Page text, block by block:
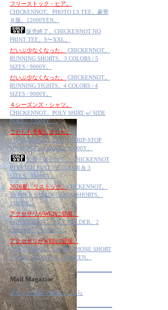
フリーストック・ヒア。
CHICKENNOT。PHOTO LS TEE。豪華
８版。12000YEN。
販売終了。CHICKENNOT NO
PRINT TEE。S〜XXL。
だいぶ少なくなった。
CHICKENNOT。
RUNNING SHORTS。3 COLORS / 5
SIZES / 9000Y。
だいぶ少なくなった。
CHICKENNOT。
RUNNING TIGHTS。4 COLORS / 4
SIZES / 9000Y。
４シーズンズ・シャツ。
CHICKENNOT。POLY SHIRT w/ SIDE
POKE。15000Y。
ことしも手配しました。
CHICKENNOT。COTTON RIP-STOP
SHIRT JKT。15000Y／30000Y。
完売・販売終了。 CHICKENNOT
FTRETCH PANT。3 COLOR & 3
SIZES。15000Y。
2026夏、リストック。CHCKENNOT。
10 POKE NYLON CARGO SHORTS。
15000Y。
アクセサリがWEBに登場。
CHICKENNOT。 KEY HOLDER。2
COLORS。1500YEN。
アクセサリがWEBに登場。
CHICKENNOT。SMART PHONE SHORT
STRAP。6 COLOR。2000YEN。
Mail Magazine
メルマガ登録・解除はこちら